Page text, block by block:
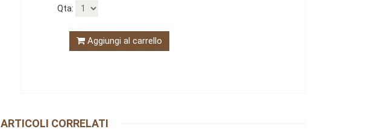
Qta:
Aggiungi al carrello
ARTICOLI CORRELATI